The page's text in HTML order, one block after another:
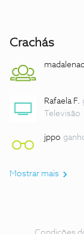
Crachás
Rafaela F.
Televisão
jppo
Mostrar mais